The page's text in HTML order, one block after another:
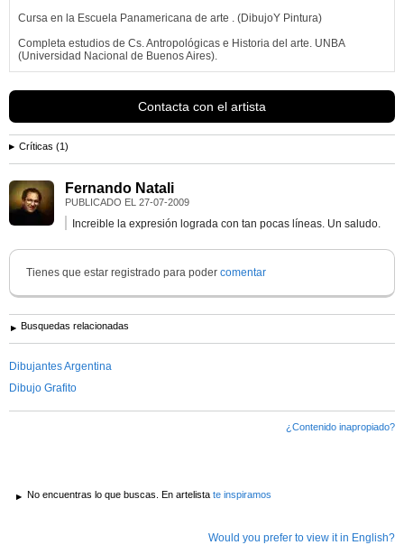
Cursa en la Escuela Panamericana de arte . (DibujoY Pintura)
Completa estudios de Cs. Antropológicas e Historia del arte. UNBA
(Universidad Nacional de Buenos Aires).
y...
Ver más información de
Contacta con el artista
Críticas (1)
Fernando Natali
PUBLICADO EL 27-07-2009
Increible la expresión lograda con tan pocas líneas. Un saludo.
Tienes que estar registrado para poder comentar
Busquedas relacionadas
Dibujantes Argentina
Dibujo Grafito
¿Contenido inapropiado?
No encuentras lo que buscas. En artelista te inspiramos
Would you prefer to view it in English?